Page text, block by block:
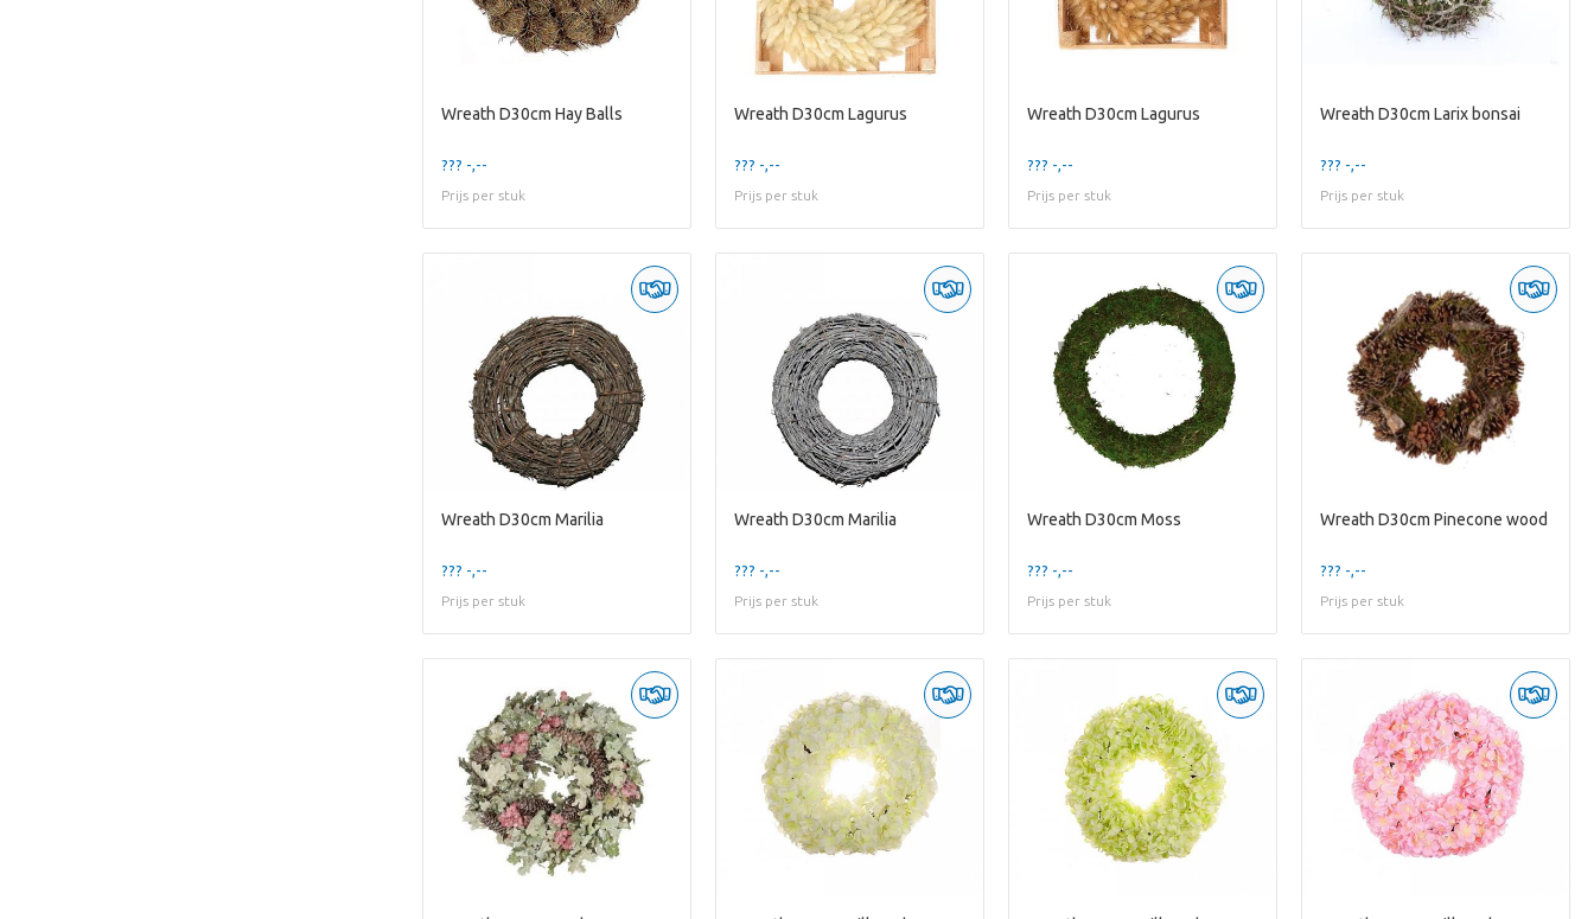
Wreath D30cm Hay Balls
??? -,--
Prijs per stuk
Wreath D30cm Lagurus
??? -,--
Prijs per stuk
Wreath D30cm Lagurus
??? -,--
Prijs per stuk
Wreath D30cm Larix bonsai
??? -,--
Prijs per stuk
Wreath D30cm Marilia
??? -,--
Prijs per stuk
Wreath D30cm Marilia
??? -,--
Prijs per stuk
Wreath D30cm Moss
??? -,--
Prijs per stuk
Wreath D30cm Pinecone wood
??? -,--
Prijs per stuk